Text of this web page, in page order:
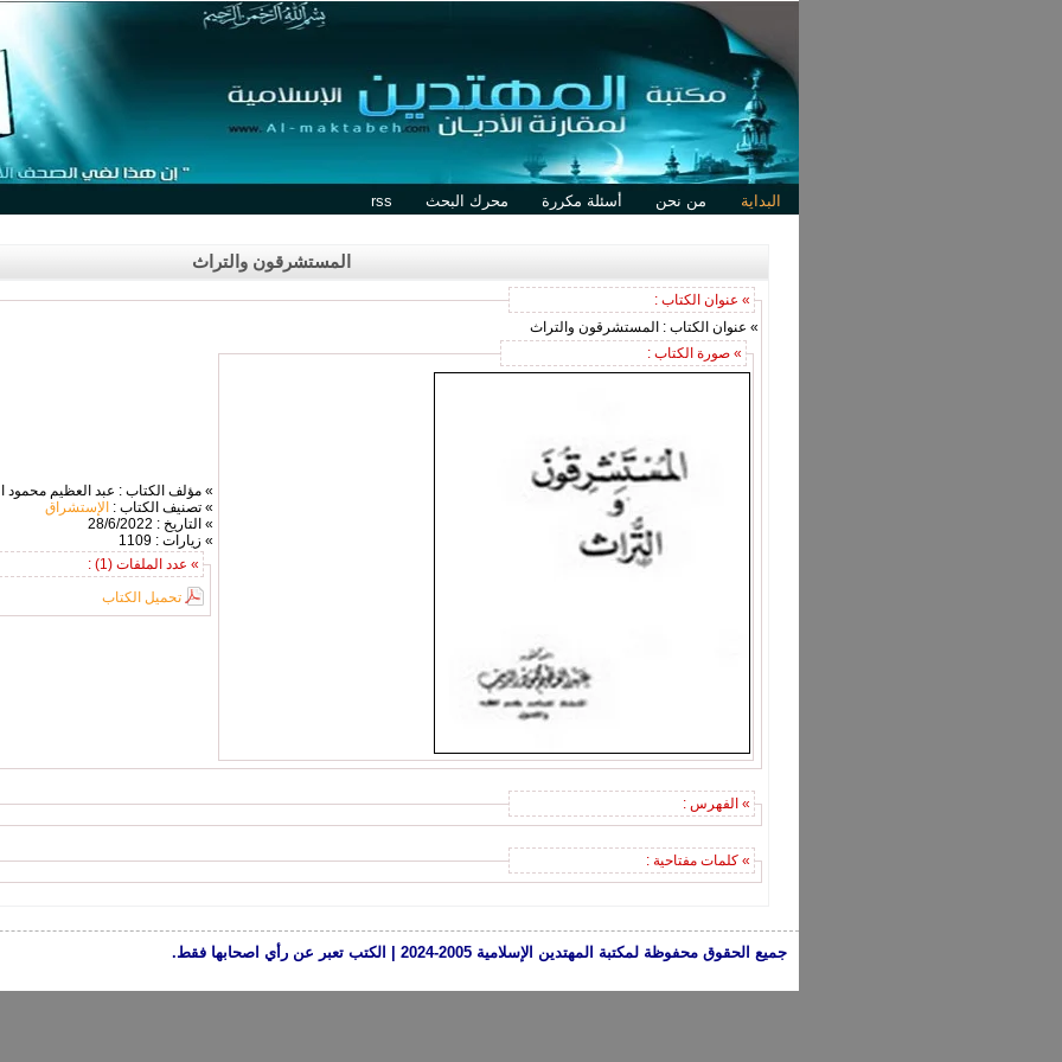
البداية من نحن أسئلة مكررة محرك البحث rss
المستشرقون والتراث
» عنوان الكتاب :
» عنوان الكتاب : المستشرقون والتراث
» صورة الكتاب :
» مؤلف الكتاب : عبد العظيم محمود
» تصنيف الكتاب : الإستشراق
» التاريخ : 28/6/2022
» زيارات : 1109
» عدد الملفات (1) :
تحميل الكتاب
» الفهرس :
» كلمات مفتاحية :
جميع الحقوق محفوظة لمكتبة المهتدين الإسلامية 2005-2024 | الكتب تعبر عن رأي اصحابها فقط.